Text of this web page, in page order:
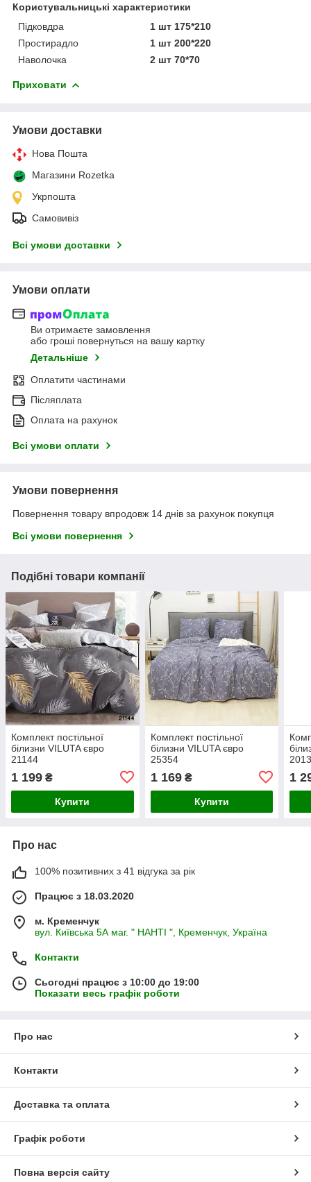
Користувальницькі характеристики
Підковдра
1 шт 175*210
Простирадло
1 шт 200*220
Наволочка
2 шт 70*70
Приховати
Умови доставки
Нова Пошта
Магазини Rozetka
Укрпошта
Самовивіз
Всі умови доставки
Умови оплати
Ви отримаєте замовлення
або гроші повернуться на вашу картку
Детальніше
Оплатити частинами
Післяплата
Оплата на рахунок
Всі умови оплати
Умови повернення
Повернення товару впродовж 14 днів за рахунок покупця
Всі умови повернення
Подібні товари компанії
Комплект постільної
білизни VILUTA євро
21144
1 199 ₴
Купити
Комплект постільної
білизни VILUTA євро
25354
1 169₴
Купити
1
Про нас
100% позитивних з 41 відгука за рік
Працює з 18.03.2020
м. Кременчук
вул. Київська 5А маг. " НАНТІ ", Кременчук, Україна
Контакти
Сьогодні працює з 10:00 до 19:00
Показати весь графік роботи
Про нас
Контакти
Доставка та оплата
Графік роботи
Повна версія сайту